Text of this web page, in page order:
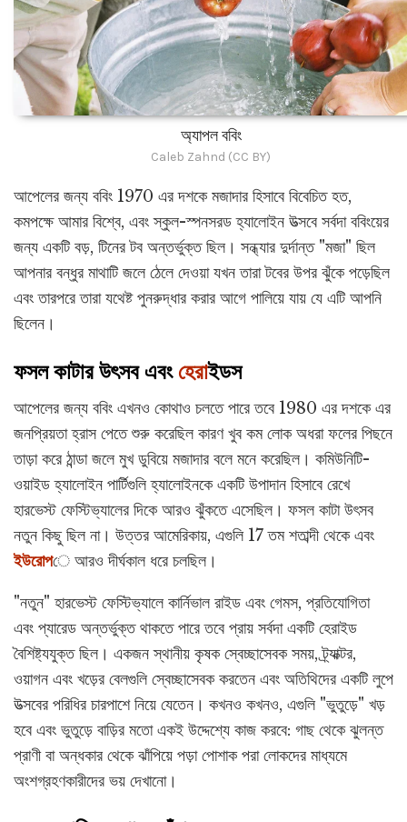
অ্যাপল ববিং
Caleb Zahnd (CC BY)
আপেলের জন্য ববিং 1970 এর দশকে মজাদার হিসাবে বিবেচিত হত,
কমপক্ষে আমার বিশ্বে, এবং স্কুল-স্পনসরড হ্যালোইন উত্সবে সর্বদা ববিংয়ের
জন্য একটি বড়, টিনের টব অন্তর্ভুক্ত ছিল। সন্ধ্যার দুর্দান্ত "মজা" ছিল
আপনার বন্ধুর মাথাটি জলে ঠেলে দেওয়া যখন তারা টবের উপর ঝুঁকে পড়েছিল
এবং তারপরে তারা যথেষ্ট পুনরুদ্ধার করার আগে পালিয়ে যায় যে এটি আপনি
ছিলেন।
ফসল কাটার উৎসব এবং হেরাইডস
আপেলের জন্য ববিং এখনও কোথাও চলতে পারে তবে 1980 এর দশকে এর
জনপ্রিয়তা হ্রাস পেতে শুরু করেছিল কারণ খুব কম লোক অধরা ফলের পিছনে
তাড়া করে ঠান্ডা জলে মুখ ডুবিয়ে মজাদার বলে মনে করেছিল। কমিউনিটি-
ওয়াইড হ্যালোইন পার্টিগুলি হ্যালোইনকে একটি উপাদান হিসাবে রেখে
হারভেস্ট ফেস্টিভ্যালের দিকে আরও ঝুঁকতে এসেছিল। ফসল কাটা উৎসব
নতুন কিছু ছিল না। উত্তর আমেরিকায়, এগুলি 17 তম শতাব্দী থেকে এবং
ইউরোপে আরও দীর্ঘকাল ধরে চলছিল।
"নতুন" হারভেস্ট ফেস্টিভ্যালে কার্নিভাল রাইড এবং গেমস, প্রতিযোগিতা
এবং প্যারেড অন্তর্ভুক্ত থাকতে পারে তবে প্রায় সর্বদা একটি হেরাইড
বৈশিষ্ট্যযুক্ত ছিল। একজন স্থানীয় কৃষক স্বেচ্ছাসেবক সময়, ট্র্যাক্টর,
ওয়াগন এবং খড়ের বেলগুলি স্বেচ্ছাসেবক করতেন এবং অতিথিদের একটি লুপে
উত্সবের পরিধির চারপাশে নিয়ে যেতেন। কখনও কখনও, এগুলি "ভুতুড়ে" খড়
হবে এবং ভুতুড়ে বাড়ির মতো একই উদ্দেশ্যে কাজ করবে: গাছ থেকে ঝুলন্ত
প্রাণী বা অন্ধকার থেকে ঝাঁপিয়ে পড়া পোশাক পরা লোকদের মাধ্যমে
অংশগ্রহণকারীদের ভয় দেখানো।